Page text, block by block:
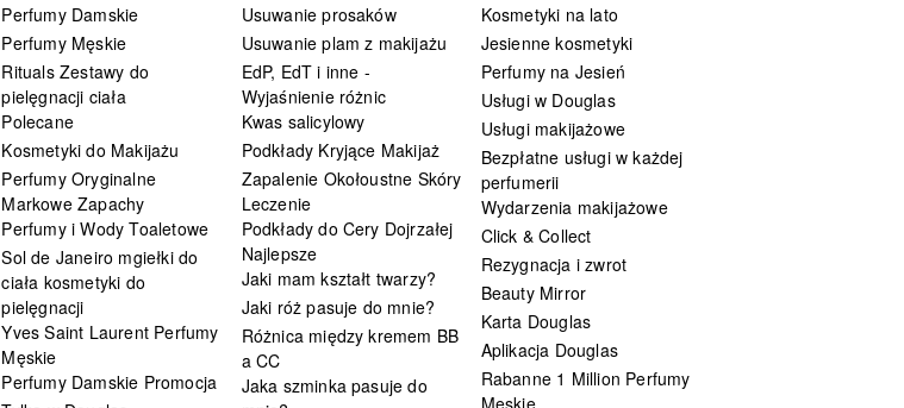
Perfumy Damskie
Perfumy Męskie
Rituals Zestawy do
pielęgnacji ciała
Polecane
Kosmetyki do Makijażu
Perfumy Oryginalne
Markowe Zapachy
Perfumy i Wody Toaletowe
Sol de Janeiro mgiełki do
ciała kosmetyki do
pielęgnacji
Yves Saint Laurent Perfumy
Męskie
Perfumy Damskie Promocja
Usuwanie prosaków
Usuwanie plam z makijażu
EdP, EdT i inne -
Wyjaśnienie różnic
Kwas salicylowy
Podkłady Kryjące Makijaż
Zapalenie Okołoustne Skóry
Leczenie
Podkłady do Cery Dojrzałej
Najlepsze
Jaki mam kształt twarzy?
Jaki róż pasuje do mnie?
Różnica między kremem BB
a CC
Jaka szminka pasuje do
Kosmetyki na lato
Jesienne kosmetyki
Perfumy na Jesień
Usługi w Douglas
Usługi makijażowe
Bezpłatne usługi w każdej
perfumerii
Wydarzenia makijażowe
Click & Collect
Rezygnacja i zwrot
Beauty Mirror
Karta Douglas
Aplikacja Douglas
Rabanne 1 Million Perfumy
Męskie